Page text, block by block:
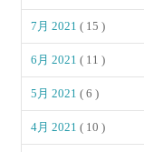
7月 2021( 15 )
6月 2021( 11 )
5月 2021( 6 )
4月 2021( 10 )